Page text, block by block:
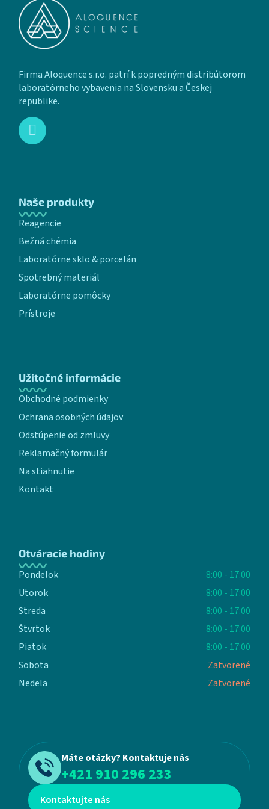
Firma Aloquence s.r.o. patrí k popredným distribútorom
laboratórneho vybavenia na Slovensku a Českej
republike.
Naše produkty
Reagencie
Bežná chémia
Laboratórne sklo & porcelán
Spotrebný materiál
Laboratórne pomôcky
Prístroje
Užitočné informácie
Obchodné podmienky
Ochrana osobných údajov
Odstúpenie od zmluvy
Reklamačný formulár
Na stiahnutie
Kontakt
Otváracie hodiny
Pondelok
8:00 - 17:00
Utorok
8:00 - 17:00
Streda
8:00 - 17:00
Štvrtok
8:00 - 17:00
Piatok
8:00 - 17:00
Sobota
Zatvorené
Nedela
Zatvorené
Máte otázky? Kontaktuje nás
+421 910 296 233
Kontaktujte nás